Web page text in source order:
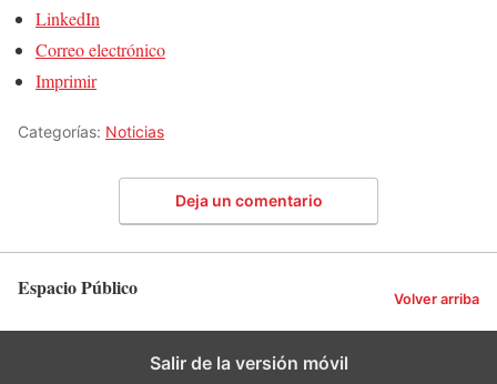
LinkedIn
Correo electrónico
Imprimir
Categorías: Noticias
Deja un comentario
Espacio Público Volver arriba
Salir de la versión móvil